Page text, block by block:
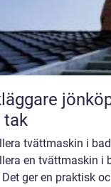
jönköping så väljer du rätt
tvättmaskin i
en tvättmaskin i
ger en praktisk